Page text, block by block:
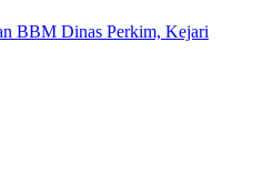
BBM Dinas Perkim, Kejari